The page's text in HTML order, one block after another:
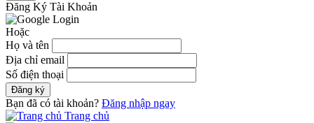
Đăng Ký Tài Khoản
Hoặc
Họ và tên
Địa chỉ email
Số điện thoại
Đăng ký
Bạn đã có tài khoản? Đăng nhập ngay
Trang chủ